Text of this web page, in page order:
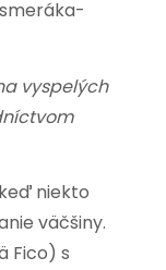
vyspelých
niekto
väčšiny.
Fico) s